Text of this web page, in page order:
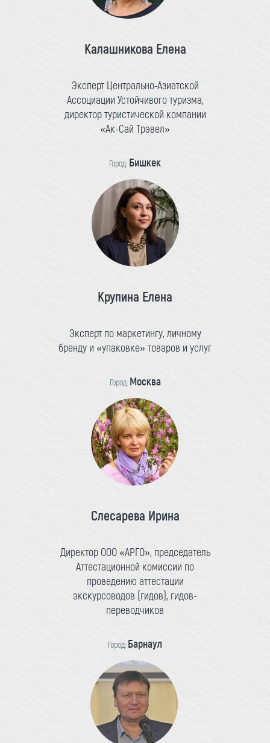
Калашникова Елена
Эксперт Центрально-Азиатской
Ассоциации Устойчивого туризма,
директор туристической компании
«Ак-Сай Трэвел»
Город: Бишкек
Крупина Елена
Эксперт по маркетингу, личному
бренду и «упаковке» товаров и услуг
Город: Москва
Слесарева Ирина
Директор ООО «АРГО», председатель
Аттестационной комиссии по
проведению аттестации
экскурсоводов (гидов), гидов-
переводчиков
Город: Барнаул